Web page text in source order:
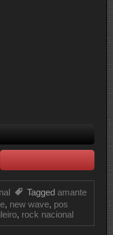
Tagged amante
, new wave, pos
, rock nacional